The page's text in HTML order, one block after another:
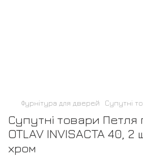
Фурнітура для дверей Супутні
Супутні товари
OTLAV INVISACTA 40,
хром